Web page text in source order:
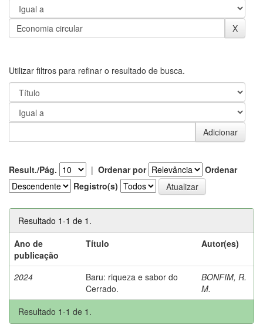
Utilizar filtros para refinar o resultado de busca.
Result./Pág. | Ordenar por
Ordenar
Registro(s)
Resultado 1-1 de 1.
Ano de
publicação
Título Autor(es)
2024
Baru: riqueza e sabor do
Cerrado.
BONFIM, R.
M.
Resultado 1-1 de 1.